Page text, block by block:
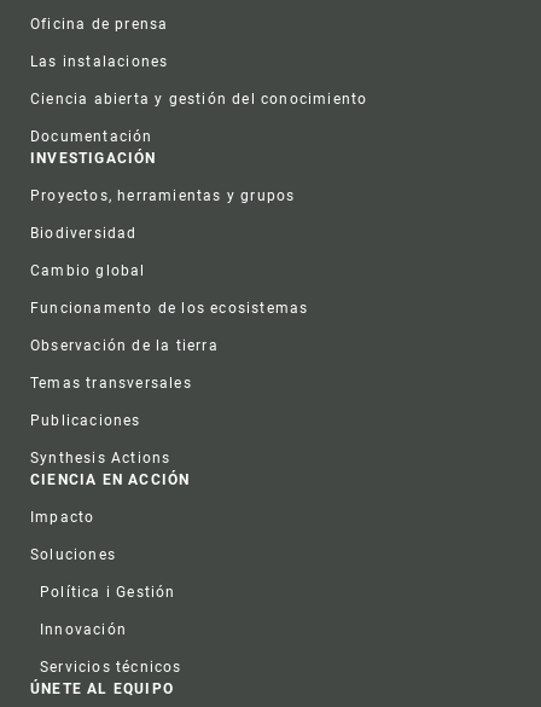
Oficina de prensa
Las instalaciones
Ciencia abierta y gestión del conocimiento
Documentación
INVESTIGACIÓN
Proyectos, herramientas y grupos
Biodiversidad
Cambio global
Funcionamento de los ecosistemas
Observación de la tierra
Temas transversales
Publicaciones
Synthesis Actions
CIENCIA EN ACCIÓN
Impacto
Soluciones
Política i Gestión
Innovación
Servicios técnicos
ÚNETE AL EQUIPO